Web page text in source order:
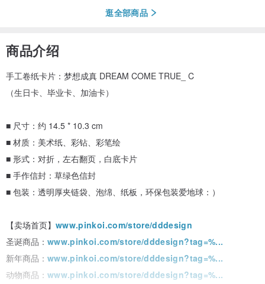
逛全部商品
商品介绍
手工卷纸卡片：梦想成真 DREAM COME TRUE_ C
（生日卡、毕业卡、加油卡）
■ 尺寸：约 14.5 * 10.3 cm
■ 材质：美术纸、彩钻、彩笔绘
■ 形式：对折，左右翻页，白底卡片
■ 手作信封：草绿色信封
■ 包装：透明厚夹链袋、泡绵、纸板，环保包装爱地球：）
【卖场首页】 www.pinkoi.com/store/dddesign
圣诞商品： www.pinkoi.com/store/dddesign?tag=%...
新年商品： www.pinkoi.com/store/dddesign?tag=%...
动物商品： www.pinkoi.com/store/dddesign?tag=%...